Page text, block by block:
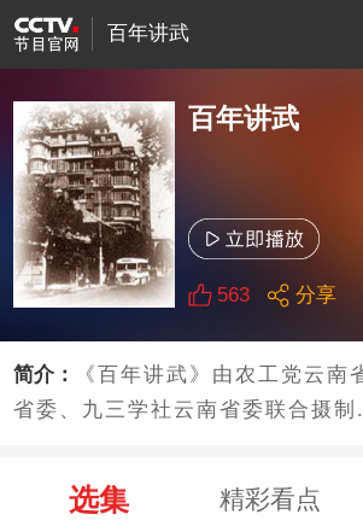
百年讲武
百年讲武
563 分享
简介：
《百年讲武》由农工党云南
省委、九三学社云南省委联合摄
选集 精彩看点